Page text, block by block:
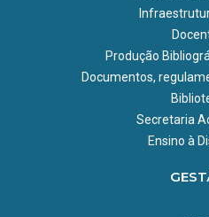
Produção
Documentos,
Secretaria
Ensino à